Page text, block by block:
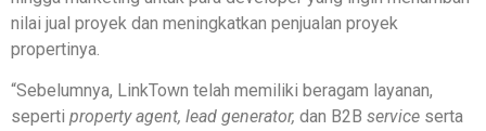
nilai jual proyek dan meningkatkan penjualan proyek
propertinya.
“Sebelumnya, LinkTown telah memiliki beragam layanan,
seperti property agent, lead generator, dan B2B service serta